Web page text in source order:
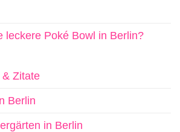
leckere Poké Bowl in Berlin?
Zitate
Berlin
in Berlin